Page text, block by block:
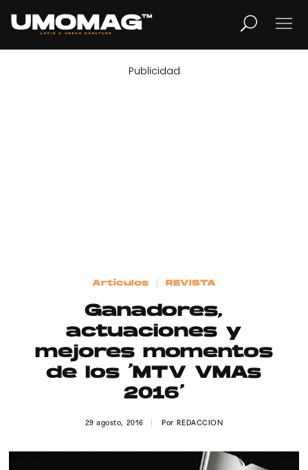
LIFESTYLE
Contacto
Aviso Legal
© 2015-2022 UMOMAG. PROPIEDAD DE UMO agency. TODOS LOS
DERECHOS RESERVADOS.
Publicidad
Artículos REVISTA
Ganadores,
actuaciones y
mejores momentos
de los ‘MTV VMAs
2016’
29 agosto, 2016 Por REDACCION